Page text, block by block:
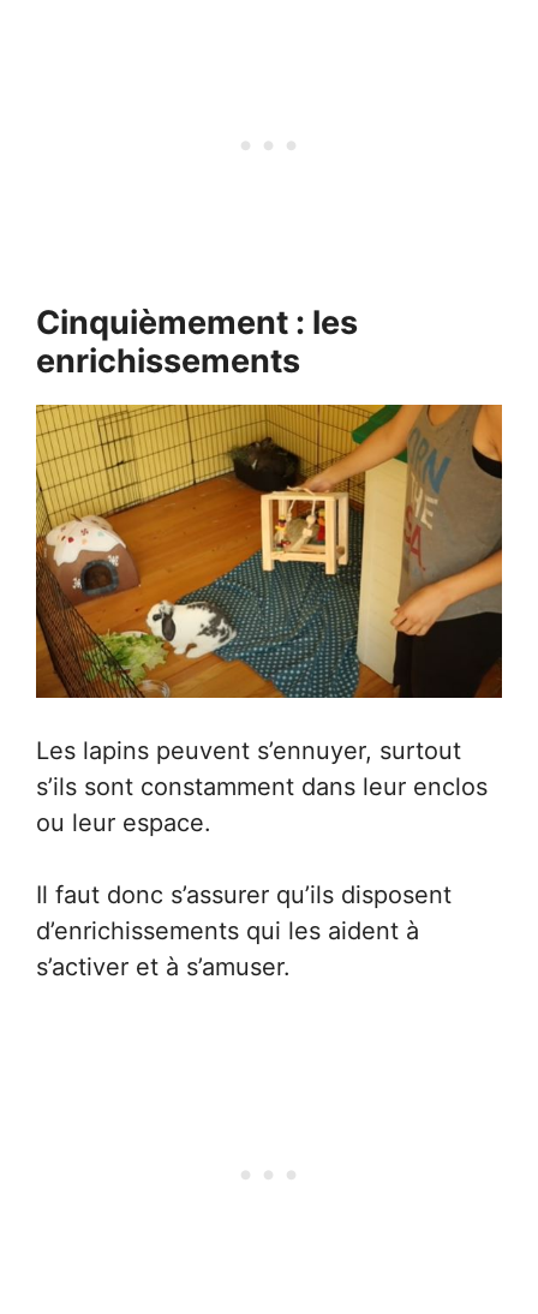
Cinquièmement : les
enrichissements
Les lapins peuvent s’ennuyer, surtout
s’ils sont constamment dans leur enclos
ou leur espace.
Il faut donc s’assurer qu’ils disposent
d’enrichissements qui les aident à
s’activer et à s’amuser.